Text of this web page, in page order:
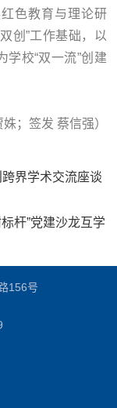
色教育与理论研
创”工作基础，以
校“双一流”创建
；签发 蔡信强）
界学术交流座谈
杆”党建沙龙互学
156号